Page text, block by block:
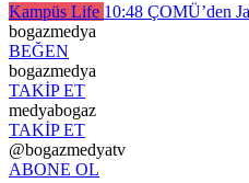
Kampüs Life 10:48 ÇOMÜ’den
bogazmedya
BEĞEN
bogazmedya
TAKİP ET
medyabogaz
TAKİP ET
@bogazmedyatv
ABONE OL